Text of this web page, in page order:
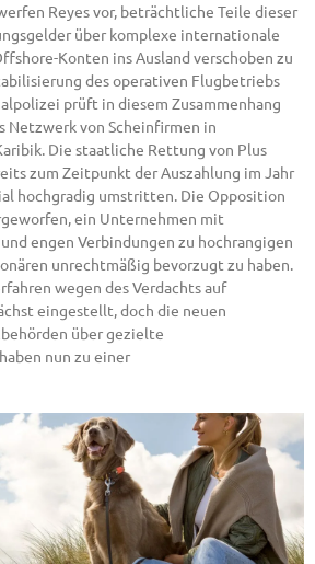
Reyes vor, beträchtliche Teile dieser
über komplexe internationale
Konten ins Ausland verschoben zu
des operativen Flugbetriebs
prüft in diesem Zusammenhang
Netzwerk von Scheinfirmen in
Die staatliche Rettung von Plus
zum Zeitpunkt der Auszahlung im Jahr
hochgradig umstritten. Die Opposition
ein Unternehmen mit
engen Verbindungen zu hochrangigen
unrechtmäßig bevorzugt zu haben.
wegen des Verdachts auf
eingestellt, doch die neuen
über gezielte
nun zu einer